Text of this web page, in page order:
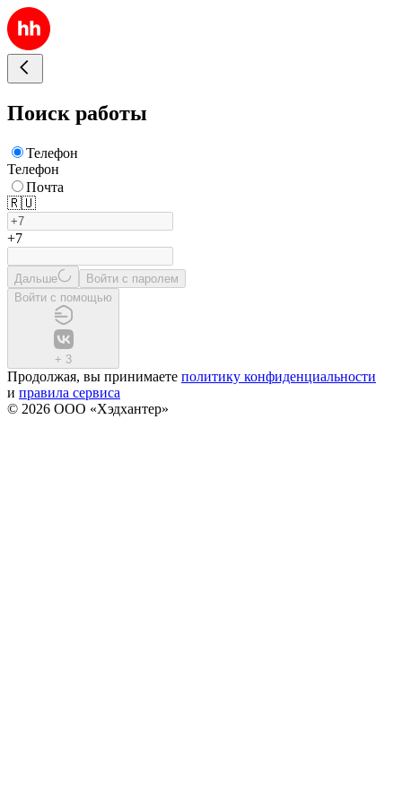
Поиск работы
Телефон
Телефон
Почта
🇷🇺
+7
Дальше
Войти с паролем
Войти с помощью
+ 3
Продолжая, вы принимаете политику конфиденциальности
и правила сервиса
© 2026 ООО «Хэдхантер»